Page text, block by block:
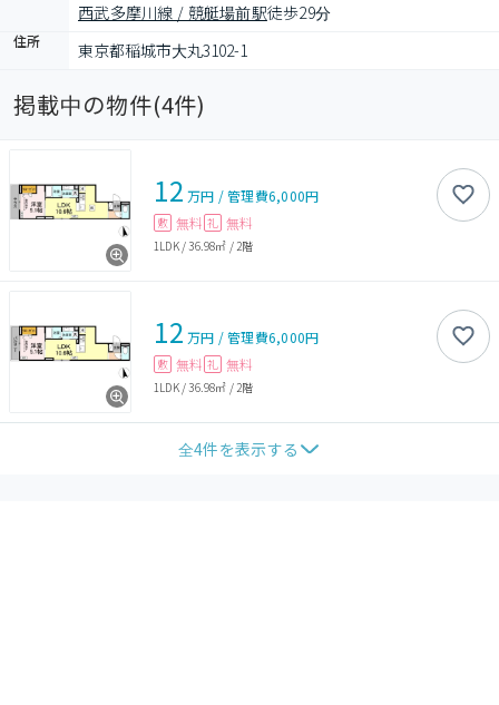
西武多摩川線 / 競艇場前駅徒歩29分
住所 東京都稲城市大丸3102-1
掲載中の物件(4件)
12 万円 /管理費6,000円
敷 無料 礼 無料
1LDK/36.98㎡ / 2階
12 万円 /管理費6,000円
敷 無料 礼 無料
1LDK/36.98㎡ / 2階
全4件を表示する